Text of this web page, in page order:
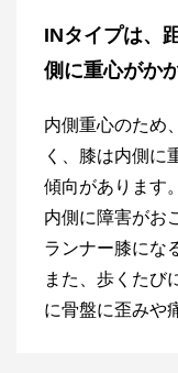
INタイプは、
側に重心がか
内側重心のため
く、膝は内側に
傾向があります
内側に障害がお
ランナー膝にな
また、歩くたび
に骨盤に歪みや